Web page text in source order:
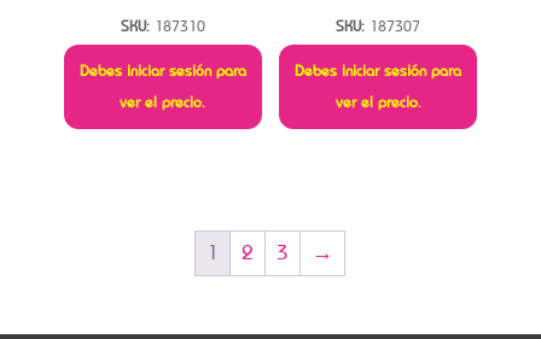
SKU: 187310
Debes iniciar sesión para
ver el precio.
SKU: 187307
Debes iniciar sesión para
ver el precio.
1 2 3 →